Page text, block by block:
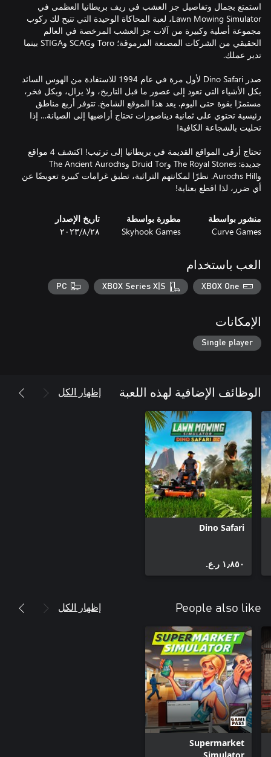
استمتع بجمال وتفاصيل جز العشب في ريف بريطانيا العظمى في
Lawn Mowing Simulator، لعبة المحاكاة الوحيدة التي تتيح لك ركوب
مجموعة أصلية وكبيرة من آلات جز العشب المرخصة في العالم
الحقيقي من الشركات المصنعة المرموقة؛ Toro وSCAG وSTIGA بينما
صدر Dino Safari لأول مرة في عام 1994 للاستفادة من الهوس السائد
بكل الأشياء التي تعود إلى عصور ما قبل التاريخ، ولا يزال، وبكل فخر،
مستمرًا بقوة حتى اليوم. يعد هذا الموقع الشامخ. تتوفر أربع مناطق
رئيسية تحتوي على ثمانية ديناصورات تحتاج أراضيها إلى الصيانة… إذا
تحتاج أرقى المواقع القديمة في بريطانيا إلى ترتيب! اكتشف 4 مواقع
جديدة: The Royal Stones وDruid Tor وThe Ancient Aurochs
وAurochs Hill. نظرًا لمكانتهم التراثية، تطبق غرامات كبيرة تعويضًا عن
أي ضرر، لذا اقطع بعناية!
منشور بواسطة
Curve Games
مطورة بواسطة
Skyhook Games
تاريخ الإصدار
٢٨‏/٨‏/٢٠٢٣
العب باستخدام
XBOX One
XBOX Series X|S
PC
الإمكانات
Single player
الوظائف الإضافية لهذه اللعبة إظهار الكل
Dino Safari
١٫٨٥٠ ر.ع.‏
People also like إظهار الكل
Supermarket